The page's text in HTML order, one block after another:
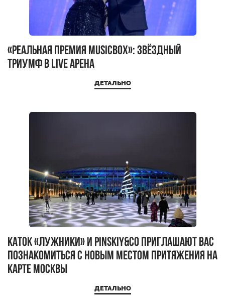
«Реальная премия MUSICBOX»: звёздный
триумф в LIVE АРЕНА
ДЕТАЛЬНО
Каток «Лужники» и Pinskiy&Co приглашают Вас
познакомиться с новым местом притяжения на
карте Москвы
ДЕТАЛЬНО